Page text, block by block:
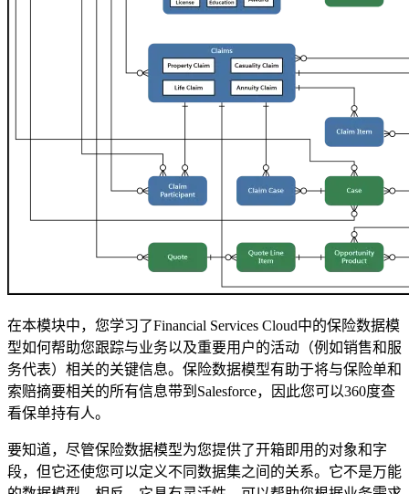
在本模块中，您学习了Financial Services Cloud中的保险数据模
型如何帮助您跟踪与业务以及重要用户的活动（例如销售和服
务代表）相关的关键信息。保险数据模型有助于将与保险单和
索赔摘要相关的所有信息带到Salesforce，因此您可以360度查
看保单持有人。
要知道，尽管保险数据模型为您提供了开箱即用的对象和字
段，但它还使您可以定义不同数据集之间的关系。它不是万能